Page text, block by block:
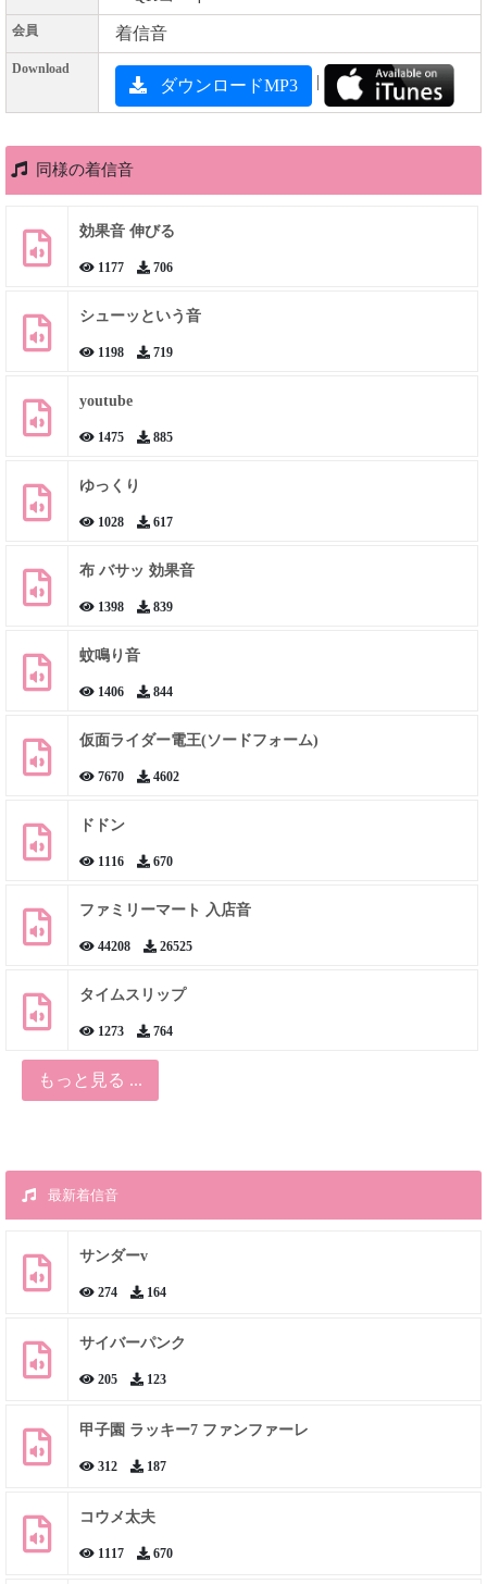
会員 着信音
Download
ダウンロードMP3 |
同様の着信音
効果音 伸びる
1177 706
シューッという音
1198 719
youtube
1475 885
ゆっくり
1028 617
布 バサッ 効果音
1398 839
蚊鳴り音
1406 844
仮面ライダー電王(ソードフォーム)
7670 4602
ドドン
1116 670
ファミリーマート 入店音
44208 26525
タイムスリップ
1273 764
もっと見る ...
最新着信音
サンダーv
274 164
サイバーパンク
205 123
甲子園 ラッキー7 ファンファーレ
312 187
コウメ太夫
1117 670